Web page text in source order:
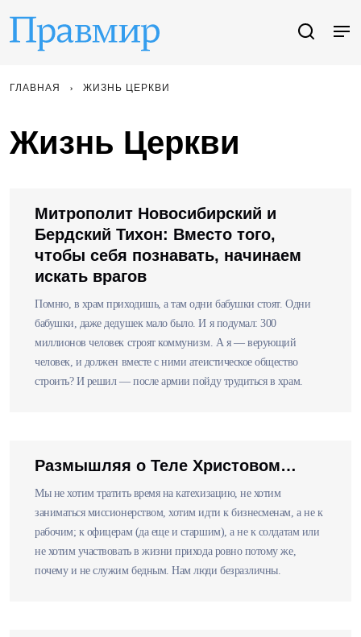
ГЛАВНАЯ ЖИЗНЬ ЦЕРКВИ
Жизнь Церкви
Митрополит Новосибирский и
Бердский Тихон: Вместо того,
чтобы себя познавать, начинаем
искать врагов
Помню, в храм приходишь, а там одни бабушки стоят. Одни
бабушки, даже дедушек мало было. И я подумал: 300
миллионов человек строят коммунизм. А я — верующий
человек, и должен вместе с ними атеистическое общество
строить? И решил — после армии пойду трудиться в храм.
Размышляя о Теле Христовом…
Мы не хотим тратить время на катехизацию, не хотим
заниматься миссионерством, хотим идти к бизнесменам, а не к
рабочим; к офицерам (да еще и старшим), а не к солдатам или
не хотим участвовать в жизни прихода ровно потому же,
почему и не служим бедным. Нам люди безразличны.